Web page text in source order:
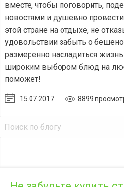
вместе, чтобы поговорить,
новостями и душевно
этой стране на отдыхе, не
удовольствии забыть о
размеренно насладиться
широким выбором блюд на
поможет!
15.07.2017 8899